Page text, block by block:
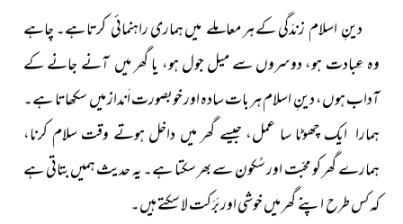
دینِ اسلام زندَگی کے ہر معاملے میں ہماری راہنمائی کرتا ہے۔ چاہے
وہ عِبادت ہو، دوسروں سے میل جول ہو، یا گھر میں آنے جانے کے
آداب ہوں، دینِ اسلام ہر بات سادہ اور خوبصورت اَنداز میں سکھاتا ہے۔
ہمارا ایک چھوٹا سا عمل، جیسے گھر میں داخل ہوتے وقت سلام کرنا،
ہمارے گھر کو محبّت اور سُکون سے بھر سکتا ہے۔ یہ حدیث ہمیں بتاتی ہے
کہ کس طرح اپنے گھر میں خوشی اور بَرَکت لا سکتے ہیں۔